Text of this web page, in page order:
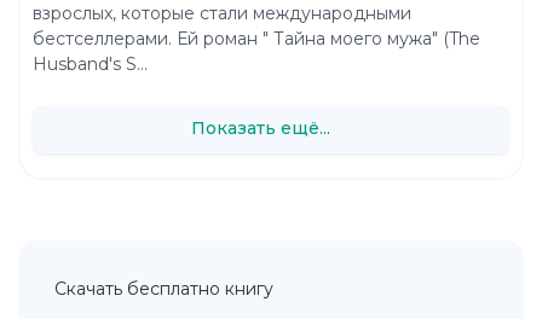
взрослых, которые стали международными
бестселлерами. Ей роман " Тайна моего мужа" (The
Husband's S...
Показать ещё...
Скачать бесплатно книгу